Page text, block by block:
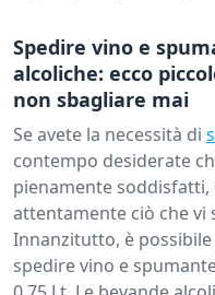
Spedire vino e
alcoliche: ecco
non sbagliare mai
Se avete la necessità di
contempo desiderate
pienamente soddisfatti,
attentamente ciò che
Innanzitutto, è
spedire vino e